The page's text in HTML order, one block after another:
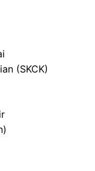
(SKCK)